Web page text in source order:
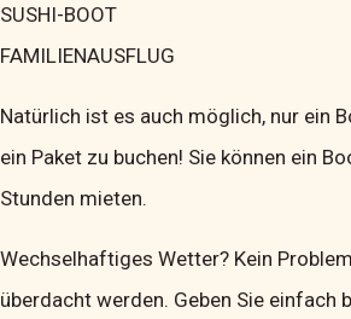
SUSHI-BOOT
FAMILIENAUSFLUG
Natürlich ist es auch möglich, nur ein
ein Paket zu buchen! Sie können ein
Stunden mieten.
Wechselhaftiges Wetter? Kein
überdacht werden. Geben Sie einfach